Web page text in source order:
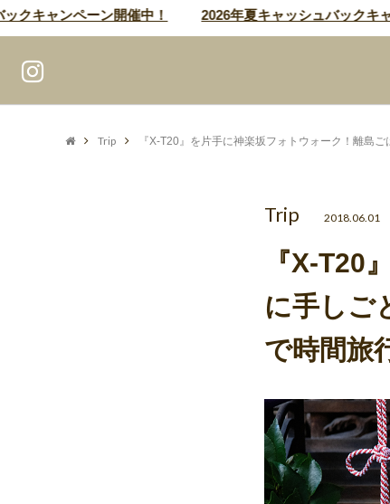
ャンペーン開催中！ 2026年夏キャッシュバックキャンペ
Trip 『X-T20』を片手に神楽坂フォトウォーク！離島
Trip 2018.06.01
『X-T20
に手しご
で時間旅